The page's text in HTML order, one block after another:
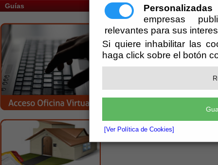
Personalizadas
empresas
relevantes para sus
Si quiere inhabilitar las
haga click sobre el botón
[Ver Política de Cookies]
Guías
Actualmente no existen documentos sobre el